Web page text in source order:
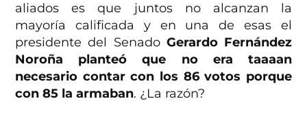
aliados es que juntos no alcanzan la
mayoría calificada y en una de esas el
presidente del Senado Gerardo Fernández
Noroña planteó que no era taaaan
necesario contar con los 86 votos porque
con 85 la armaban. ¿La razón?